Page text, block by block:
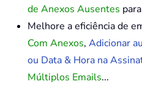
de Anexos Ausentes
Melhore a eficiência de
Com Anexos, Adicionar
ou Data & Hora na
Múltiplos Emails...